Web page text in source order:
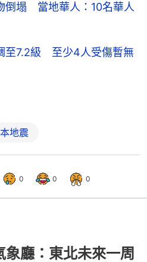
倒塌 當地華人：10名華人
至7.2級 至少4人受傷暫無
地震
0 0 0
象廳：東北未來一周